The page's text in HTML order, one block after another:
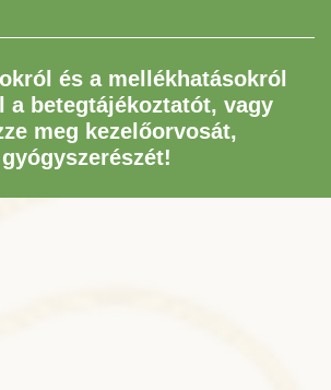
és a mellékhatásokról
a betegtájékoztatót, vagy
meg kezelőorvosát,
gyógyszerészét!